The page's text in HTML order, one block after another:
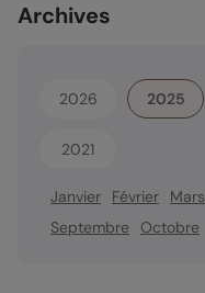
Archives
2026 2025
2021
Janvier Février Mars
Septembre
Octobre